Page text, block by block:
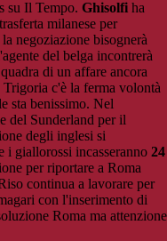
su Il Tempo. Ghisolfi ha
milanese per
negoziazione bisognerà
del belga incontrerà
di un affare ancora
Trigoria c'è la ferma volontà
sta benissimo. Nel
del Sunderland per il
degli inglesi si
i giallorossi incasseranno 24
per riportare a Roma
continua a lavorare per
con l'inserimento di
Roma ma attenzione